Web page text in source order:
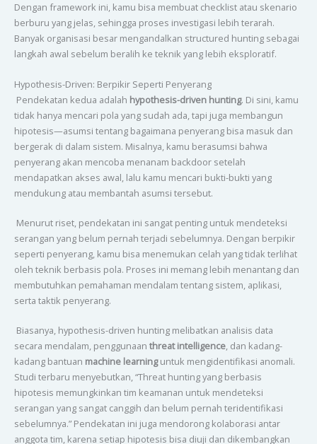
Dengan framework ini, kamu bisa membuat checklist atau skenario
berburu yang jelas, sehingga proses investigasi lebih terarah.
Banyak organisasi besar mengandalkan structured hunting sebagai
langkah awal sebelum beralih ke teknik yang lebih eksploratif.
Hypothesis-Driven: Berpikir Seperti Penyerang
Pendekatan kedua adalah hypothesis-driven hunting. Di sini, kamu
tidak hanya mencari pola yang sudah ada, tapi juga membangun
hipotesis—asumsi tentang bagaimana penyerang bisa masuk dan
bergerak di dalam sistem. Misalnya, kamu berasumsi bahwa
penyerang akan mencoba menanam backdoor setelah
mendapatkan akses awal, lalu kamu mencari bukti-bukti yang
mendukung atau membantah asumsi tersebut.
Menurut riset, pendekatan ini sangat penting untuk mendeteksi
serangan yang belum pernah terjadi sebelumnya. Dengan berpikir
seperti penyerang, kamu bisa menemukan celah yang tidak terlihat
oleh teknik berbasis pola. Proses ini memang lebih menantang dan
membutuhkan pemahaman mendalam tentang sistem, aplikasi,
serta taktik penyerang.
Biasanya, hypothesis-driven hunting melibatkan analisis data
secara mendalam, penggunaan threat intelligence, dan kadang-
kadang bantuan machine learninguntuk mengidentifikasi anomali.
Studi terbaru menyebutkan, “Threat hunting yang berbasis
hipotesis memungkinkan tim keamanan untuk mendeteksi
serangan yang sangat canggih dan belum pernah teridentifikasi
sebelumnya.” Pendekatan ini juga mendorong kolaborasi antar
anggota tim, karena setiap hipotesis bisa diuji dan dikembangkan